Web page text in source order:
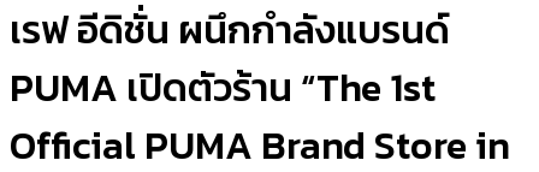
เรฟ อีดิชั่น ผนึกกำลังแบรนด์
PUMA เปิดตัวร้าน “The 1st
Official PUMA Brand Store in